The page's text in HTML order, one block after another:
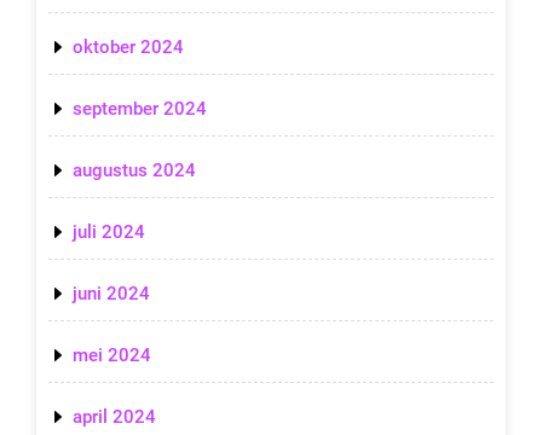
oktober 2024
september 2024
augustus 2024
juli 2024
juni 2024
mei 2024
april 2024